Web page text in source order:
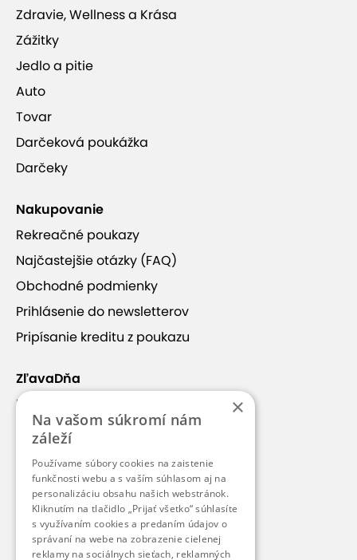
Zdravie, Wellness a Krása
Zážitky
Jedlo a pitie
Auto
Tovar
Darčeková poukážka
Darčeky
Nakupovanie
Rekreačné poukazy
Najčastejšie otázky (FAQ)
Obchodné podmienky
Prihlásenie do newsletterov
Pripísanie kreditu z poukazu
ZľavaDňa
Náš príbeh
Kontakt
Kariéra
Blog
Pre médiá
Pre partnerov
×
Na vašom súkromí nám
záleží
Používame súbory cookies na zaistenie
funkčnosti webu a s vaším súhlasom aj na
personalizáciu obsahu našich webstránok.
Kliknutím na tlačidlo „Prijať všetko“ súhlasíte
s využívaním cookies a predaním údajov o
správaní na webe na zobrazenie cielenej
reklamy na sociálnych sieťach, reklamných